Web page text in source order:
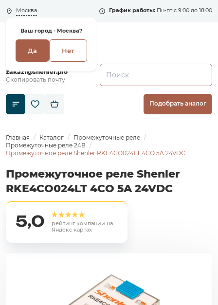
Москва
Ваш город - Москва?
Да Нет
График работы: Пн-пт с 9:00 до 18:00
+7 (495) 135-135-5
zakaz1@shenler.pro
Скопировать почту
Подобрать аналог
Главная Каталог
Промежуточные реле
Промежуточные реле 24В
Промежуточное реле Shenler RKE4CO024LT 4CO 5A 24VDC
Промежуточное реле Shenler
RKE4CO024LT 4CO 5A 24VDC
5,0
рейтинг компании на
Яндекс картах